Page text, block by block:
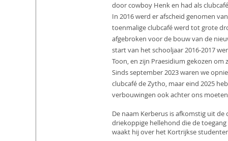
door cowboy Henk en had als
In 2016 werd er afscheid genomen
toenmalige clubcafé werd tot grote
afgebroken voor de bouw van de
start van het schooljaar 2016-2017
Toon, en zijn Praesidium gekozen om
Sinds september 2023 waren we
clubcafé de Zytho, maar eind 2025
verbouwingen ook achter ons
De naam Kerberus is afkomstig uit de
driekoppige hellehond die de
waakt hij over het Kortrijkse